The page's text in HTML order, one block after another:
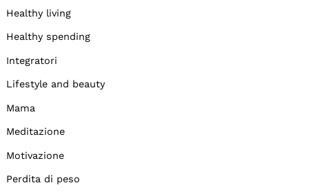
Healthy living
Healthy spending
Integratori
Lifestyle and beauty
Mama
Meditazione
Motivazione
Perdita di peso